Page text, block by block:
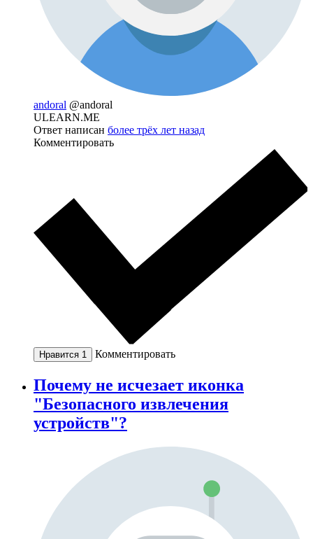
andoral @andoral
ULEARN.ME
Ответ написан более трёх лет назад
Комментировать
Нравится 1 Комментировать
Почему не исчезает иконка
"Безопасного извлечения
устройств"?